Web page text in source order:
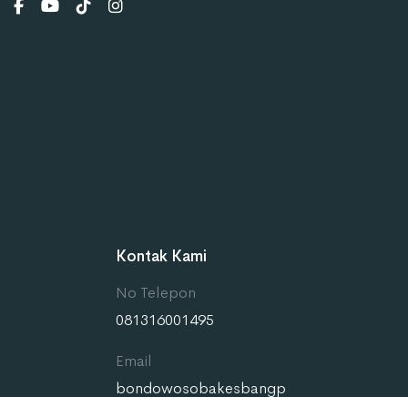
Kontak Kami
No Telepon
081316001495
Email
bondowosobakesbangp